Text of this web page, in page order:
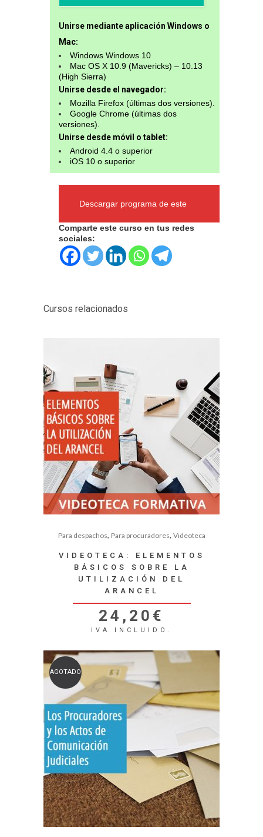
Unirse mediante aplicación Windows o
Mac:
Windows Windows 10
Mac OS X 10.9 (Mavericks) – 10.13
(High Sierra)
Unirse desde el navegador:
Mozilla Firefox (últimas dos versiones).
Google Chrome (últimas dos
versiones).
Unirse desde móvil o tablet:
Android 4.4 o superior
iOS 10 o superior
Descargar programa de este
curso
Comparte este curso en tus redes
sociales:
Cursos relacionados
Para despachos, Para procuradores, Videoteca
VIDEOTECA: ELEMENTOS
BÁSICOS SOBRE LA
UTILIZACIÓN DEL
ARANCEL
24,20 €
IVA INCLUIDO.
AGOTADO